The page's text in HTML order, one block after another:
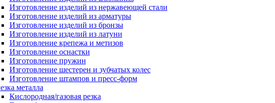
Изготовление изделий из нержавеющей стали
Изготовление изделий из арматуры
Изготовление изделий из бронзы
Изготовление изделий из латуни
Изготовление крепежа и метизов
Изготовление оснастки
Изготовление пружин
Изготовление шестерен и зубчатых колес
Изготовление штампов и пресс-форм
металла
Кислородная/газовая резка